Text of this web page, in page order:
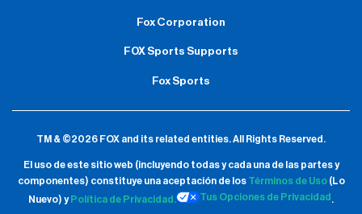
Fox Corporation
FOX Sports Supports
Fox Sports
TM & ©2026 FOX and its related entities.All Rights Reserved.
El uso de este sitio web (incluyendo todas y cada una de las partes y
componentes) constituye una aceptación de los Términos de Uso(Lo
Nuevo) y Política de Privacidad. Tus Opciones de Privacidad .